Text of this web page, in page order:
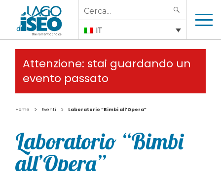
Search
for:
IT
Attenzione: stai guardando un
evento passato
Home > Eventi > Laboratorio “Bimbi all’Opera”
Laboratorio “Bimbi
all’Opera”